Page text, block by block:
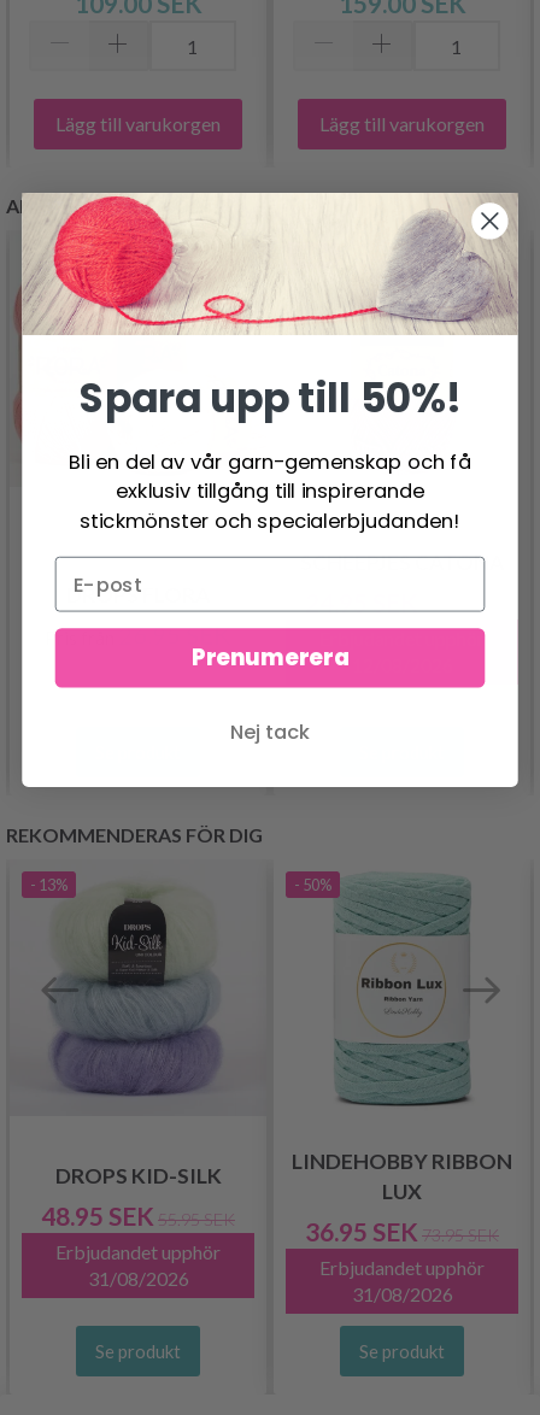
Lägg till varukorgen Lägg till varukorgen
ANDRA KUNDER KÖPTE
DROPS FLORA
Pris från26.95 SEK
SCHEEPJES CATONA
30.95 SEK
Erbjudandet upphör
REKOMMENDERAS FÖR DIG
- 13%
DROPS KID-SILK
48.95 SEK 55.95 SEK
Erbjudandet upphör
31/08/2026
Se produkt
- 50%
LINDEHOBBY RIBBON
LUX
36.95 SEK 73.95 SEK
Erbjudandet upphör
31/08/2026
Se produkt
Spara upp till 50%!
Bli en del av vår garn-gemenskap och få
exklusiv tillgång till inspirerande
stickmönster och specialerbjudanden!
Prenumerera
Nej tack